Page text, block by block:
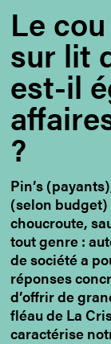
Le
sur lit
est-il
?
Pin’s
(selon budget)
choucroute,
tout genre :
de société a
réponses
d’offrir de
fléau de La
caractérise